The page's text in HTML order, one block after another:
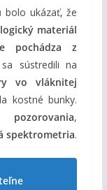
bolo ukázať, že
materiál
pochádza z
sústredili na
vo vláknitej
kostné bunky.
pozorovania,
spektrometria.